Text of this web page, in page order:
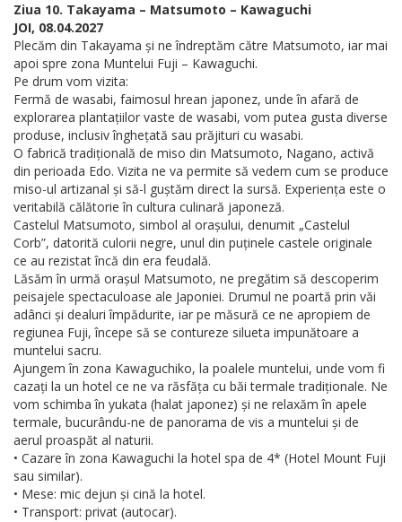
Ziua 10. Takayama – Matsumoto – Kawaguchi
JOI, 08.04.2027
Plecăm din Takayama și ne îndreptăm către Matsumoto, iar mai
apoi spre zona Muntelui Fuji – Kawaguchi.
Pe drum vom vizita:
Fermă de wasabi, faimosul hrean japonez, unde în afară de
explorarea plantațiilor vaste de wasabi, vom putea gusta diverse
produse, inclusiv înghețată sau prăjituri cu wasabi.
O fabrică tradițională de miso din Matsumoto, Nagano, activă
din perioada Edo. Vizita ne va permite să vedem cum se produce
miso-ul artizanal și să-l guștăm direct la sursă. Experiența este o
veritabilă călătorie în cultura culinară japoneză.
Castelul Matsumoto, simbol al orașului, denumit „Castelul
Corb”, datorită culorii negre, unul din puținele castele originale
ce au rezistat încă din era feudală.
Lăsăm în urmă orașul Matsumoto, ne pregătim să descoperim
peisajele spectaculoase ale Japoniei. Drumul ne poartă prin văi
adânci și dealuri împădurite, iar pe măsură ce ne apropiem de
regiunea Fuji, începe să se contureze silueta impunătoare a
muntelui sacru.
Ajungem în zona Kawaguchiko, la poalele muntelui, unde vom fi
cazați la un hotel ce ne va răsfăța cu băi termale tradiționale. Ne
vom schimba în yukata (halat japonez) și ne relaxăm în apele
termale, bucurându-ne de panorama de vis a muntelui și de
aerul proaspăt al naturii.
• Cazare în zona Kawaguchi la hotel spa de 4* (Hotel Mount Fuji
sau similar).
• Mese: mic dejun și cină la hotel.
• Transport: privat (autocar).